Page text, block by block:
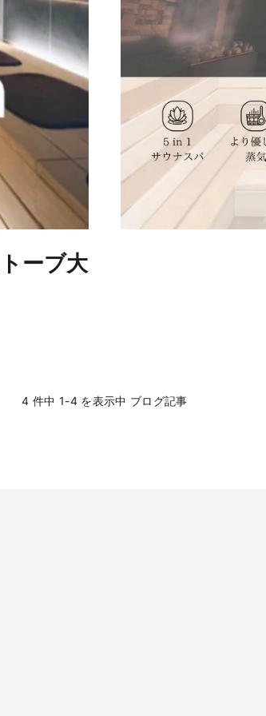
ーブ大
4 件中 1-4 を表示中 ブログ記事